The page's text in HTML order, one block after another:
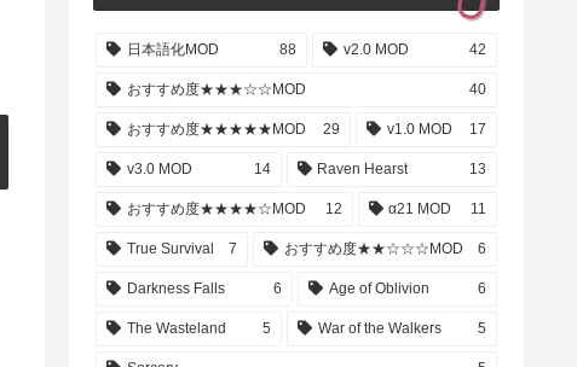
日本語化MOD 88 v2.0 MOD 42
おすすめ度★★★☆☆MOD 40
おすすめ度★★★★★MOD 29 v1.0 MOD 17
v3.0 MOD 14 Raven Hearst 13
おすすめ度★★★★☆MOD 12 α21 MOD 11
True Survival 7 おすすめ度★★☆☆☆MOD 6
Darkness Falls 6 Age of Oblivion 6
The Wasteland 5 War of the Walkers 5